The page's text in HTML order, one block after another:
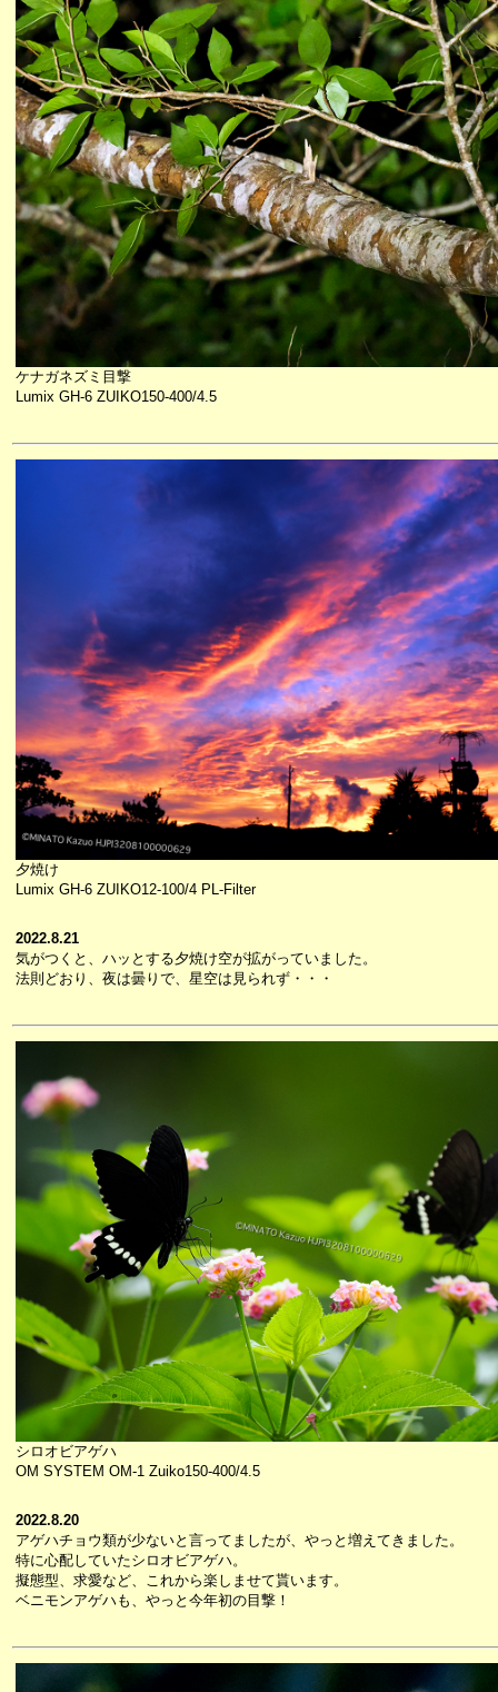
ケナガネズミ目撃
Lumix GH-6 ZUIKO150-400/4.5
夕焼け
Lumix GH-6 ZUIKO12-100/4 PL-Filter
2022.8.21
気がつくと、ハッとする夕焼け空が拡がっていました。
法則どおり、夜は曇りで、星空は見られず・・・
シロオビアゲハ
OM SYSTEM OM-1 Zuiko150-400/4.5
2022.8.20
アゲハチョウ類が少ないと言ってましたが、やっと増えてきました。
特に心配していたシロオビアゲハ。
擬態型、求愛など、これから楽しませて貰います。
ベニモンアゲハも、やっと今年初の目撃！